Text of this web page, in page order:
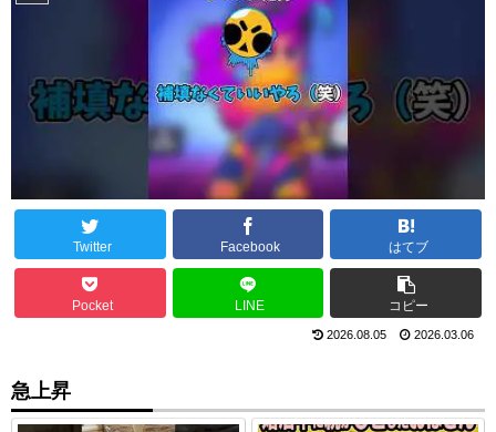
Twitter Facebook はてブ
Pocket LINE コピー
2026.08.05 2026.03.06
急上昇